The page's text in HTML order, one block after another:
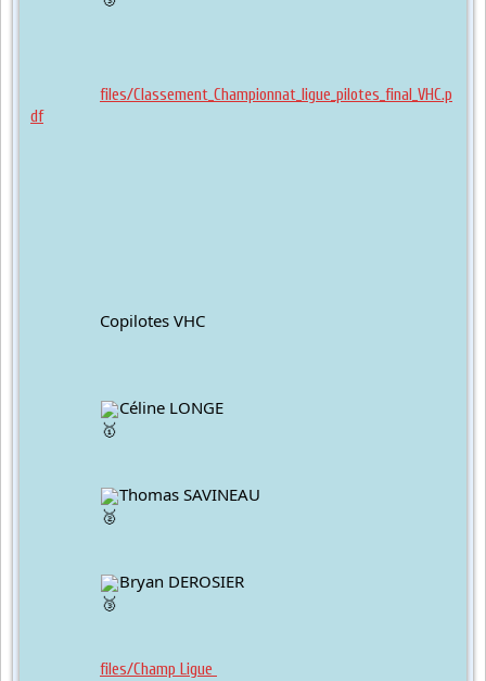
files/Classement_Championnat_ligue_pilotes_final_VHC.p
df
		Copilotes VHC
Céline LONGE
Thomas SAVINEAU
Bryan DEROSIER
files/Champ Ligue